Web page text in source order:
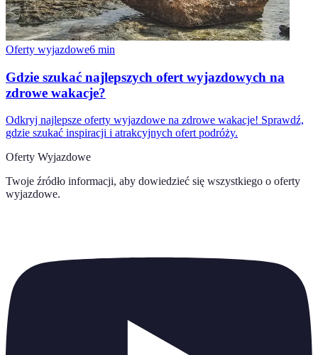
Oferty wyjazdowe6 min
Gdzie szukać najlepszych ofert wyjazdowych na
zdrowe wakacje?
Odkryj najlepsze oferty wyjazdowe na zdrowe wakacje! Sprawdź,
gdzie szukać inspiracji i atrakcyjnych ofert podróży.
Oferty Wyjazdowe
Twoje źródło informacji, aby dowiedzieć się wszystkiego o oferty
wyjazdowe.